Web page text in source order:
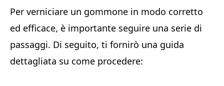
Per verniciare un gommone in modo corretto
ed efficace, è importante seguire una serie di
passaggi. Di seguito, ti fornirò una guida
dettagliata su come procedere: